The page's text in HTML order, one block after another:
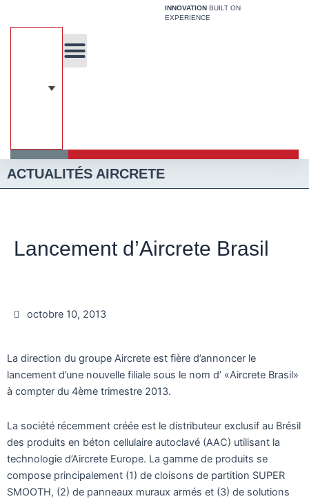
INNOVATION BUILT ON
EXPERIENCE
ACTUALITÉS AIRCRETE
Lancement d’Aircrete Brasil
octobre 10, 2013
La direction du groupe Aircrete est fière d’annoncer le
lancement d’une nouvelle filiale sous le nom d’ «Aircrete Brasil»
à compter du 4ème trimestre 2013.
La société récemment créée est le distributeur exclusif au Brésil
des produits en béton cellulaire autoclavé (AAC) utilisant la
technologie d’Aircrete Europe. La gamme de produits se
compose principalement (1) de cloisons de partition SUPER
SMOOTH, (2) de panneaux muraux armés et (3) de solutions